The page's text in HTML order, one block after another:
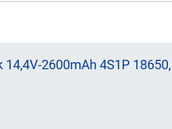
2600mAh 4S1P 18650,